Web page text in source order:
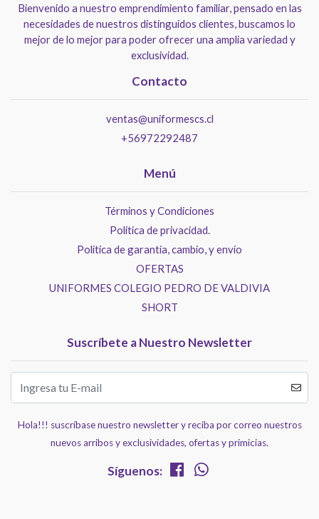
Bienvenido a nuestro emprendimiento familiar, pensado en las
necesidades de nuestros distinguidos clientes, buscamos lo
mejor de lo mejor para poder ofrecer una amplia variedad y
exclusividad.
Contacto
ventas@uniformescs.cl
+56972292487
Menú
Términos y Condiciones
Politica de privacidad.
Política de garantía, cambio, y envío
OFERTAS
UNIFORMES COLEGIO PEDRO DE VALDIVIA
SHORT
Suscríbete a Nuestro Newsletter
Hola!!! suscríbase nuestro newsletter y reciba por correo nuestros
nuevos arribos y exclusividades, ofertas y primicias.
Síguenos: